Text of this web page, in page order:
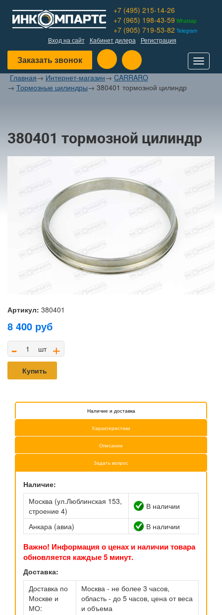
+7 (495) 215-14-26
+7 (965) 198-43-59 Whatsap
+7 (905) 719-53-82 Telegram
Вход на сайт Кабинет дилера Регистрация
Заказать звонок
Toggle
Главная→ Интернет-магазин→ CARRARO
→ Тормозные цилиндры→ 380401 тормозной цилиндр
380401 тормозной цилиндр
Артикул: 380401
8 400 руб
- шт +
Купить
Наличие и доставка
Характеристики
Описание
Задать вопрос
Наличие:
Москва (ул.Люблинская 153,
строение 4)
В наличии
Анкара (авиа) В наличии
Важно! Информация о ценах и наличии товара
обновляется каждые 5 минут.
Доставка:
Доставка по
Москве и
МО:
Москва - не более 3 часов,
область - до 5 часов, цена от веса
и объема